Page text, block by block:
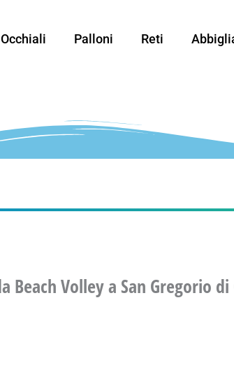
Occhiali Palloni Reti
Beach Volley a San Gregorio di